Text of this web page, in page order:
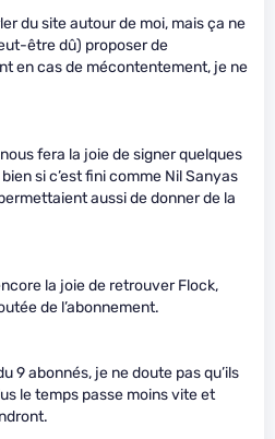
du site autour de moi, mais ça ne
être dû) proposer de
en cas de mécontentement, je ne
fera la joie de signer quelques
si c’est fini comme Nil Sanyas
aussi de donner de la
la joie de retrouver Flock,
de l’abonnement.
9 abonnés, je ne doute pas qu’ils
le temps passe moins vite et